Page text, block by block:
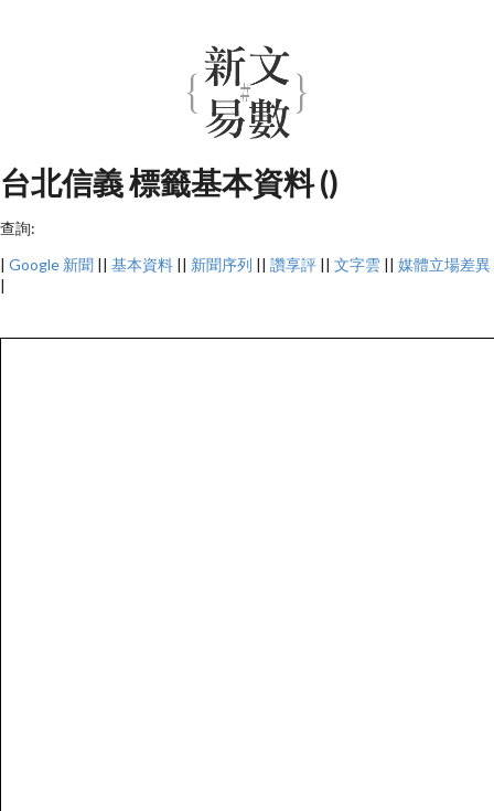
台北信義 標籤基本資料 ()
查詢:
| Google 新聞 || 基本資料 || 新聞序列 || 讚享評 || 文字雲 || 媒體立場差異
|